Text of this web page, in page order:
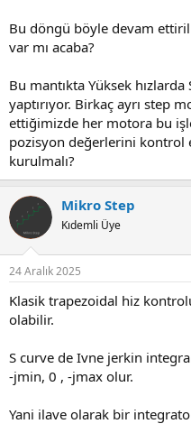
Bu döngü böyle devam
var mı acaba?
Bu mantıkta Yüksek
yaptırıyor. Birkaç ayrı step
ettiğimizde her motora bu
pozisyon değerlerini kontrol
kurulmalı?
Mikro Step
Kıdemli Üye
24 Aralık 2025
Klasik trapezoidal hiz
olabilir.
S curve de Ivne jerkin
-jmin, 0 , -jmax olur.
Yani ilave olarak bir